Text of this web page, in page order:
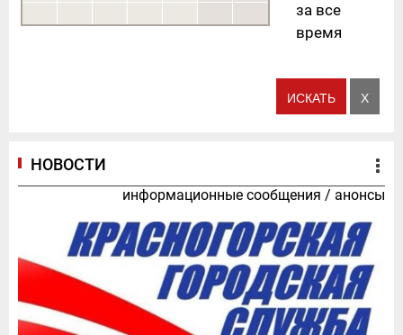
за все
время
НОВОСТИ
информационные сообщения / анонсы